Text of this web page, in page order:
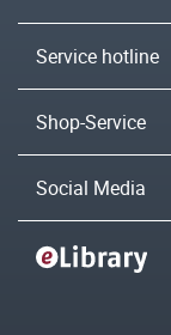
Service hotline
Shop-Service
Social Media